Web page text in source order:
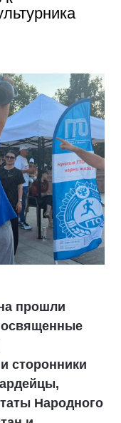
прошли
сторонники
Народного